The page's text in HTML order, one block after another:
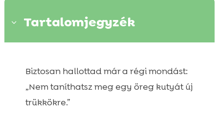
3 Tartalomjegyzék
veszélyben?
Hogyan lehet felismerni az osteoarthritist
(ízületi porckopást) kutyusodban?
Biztosan hallottad már a régi mondást:
„Nem taníthatsz meg egy öreg kutyát új
trükkökre.”